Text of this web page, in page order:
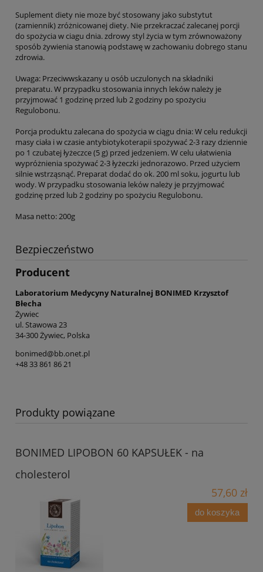
Suplement diety nie moze być stosowany jako substytut
(zamiennik) zróżnicowanej diety. Nie przekraczać zalecanej porcji
do spożycia w ciagu dnia. zdrowy styl życia w tym zrównoważony
sposób żywienia stanowią podstawę w zachowaniu dobrego stanu
zdrowia.
Uwaga: Przeciwwskazany u osób uczulonych na składniki
preparatu. W przypadku stosowania innych leków należy je
przyjmować 1 godzinę przed lub 2 godziny po spożyciu
Regulobonu.
Porcja produktu zalecana do spożycia w ciągu dnia: W celu redukcji
masy ciała i w czasie antybiotykoterapii spożywać 2-3 razy dziennie
po 1 czubatej łyżeczce (5 g) przed jedzeniem. W celu ułatwienia
wypróżnienia spożywać 2-3 łyżeczki jednorazowo. Przed użyciem
silnie wstrząsnąć. Preparat dodać do ok. 200 ml soku, jogurtu lub
wody. W przypadku stosowania leków należy je przyjmować
godzinę przed lub 2 godziny po spożyciu Regulobonu.
Masa netto: 200g
Bezpieczeństwo
Producent
Laboratorium Medycyny Naturalnej BONIMED Krzysztof
Błecha
Żywiec
ul. Stawowa 23
34-300 Żywiec, Polska
bonimed@bb.onet.pl
+48 33 861 86 21
Produkty powiązane
BONIMED LIPOBON 60 KAPSUŁEK - na
cholesterol
57,60 zł
do koszyka